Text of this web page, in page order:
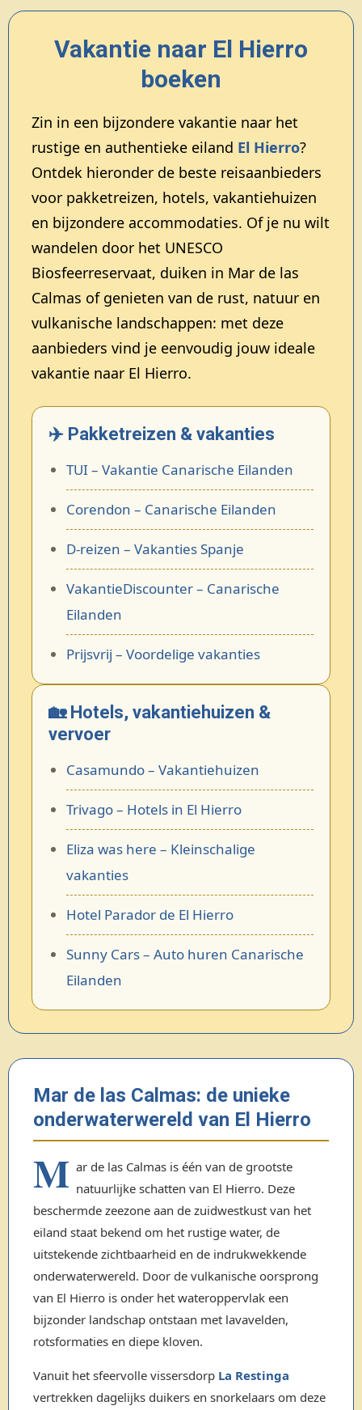
Vakantie naar El Hierro
boeken
Zin in een bijzondere vakantie naar het
rustige en authentieke eiland El Hierro?
Ontdek hieronder de beste reisaanbieders
voor pakketreizen, hotels, vakantiehuizen
en bijzondere accommodaties. Of je nu wilt
wandelen door het UNESCO
Biosfeerreservaat, duiken in Mar de las
Calmas of genieten van de rust, natuur en
vulkanische landschappen: met deze
aanbieders vind je eenvoudig jouw ideale
vakantie naar El Hierro.
✈️ Pakketreizen & vakanties
TUI – Vakantie Canarische Eilanden
Corendon – Canarische Eilanden
D-reizen – Vakanties Spanje
VakantieDiscounter – Canarische
Eilanden
Prijsvrij – Voordelige vakanties
🏡 Hotels, vakantiehuizen &
vervoer
Casamundo – Vakantiehuizen
Trivago – Hotels in El Hierro
Eliza was here – Kleinschalige
vakanties
Hotel Parador de El Hierro
Sunny Cars – Auto huren Canarische
Eilanden
Mar de las Calmas: de unieke
onderwaterwereld van El Hierro
M ar de las Calmas is één van de grootste
natuurlijke schatten van El Hierro. Deze
beschermde zeezone aan de zuidwestkust van het
eiland staat bekend om het rustige water, de
uitstekende zichtbaarheid en de indrukwekkende
onderwaterwereld. Door de vulkanische oorsprong
van El Hierro is onder het wateroppervlak een
bijzonder landschap ontstaan met lavavelden,
rotsformaties en diepe kloven.
Vanuit het sfeervolle vissersdorp La Restinga
vertrekken dagelijks duikers en snorkelaars om deze